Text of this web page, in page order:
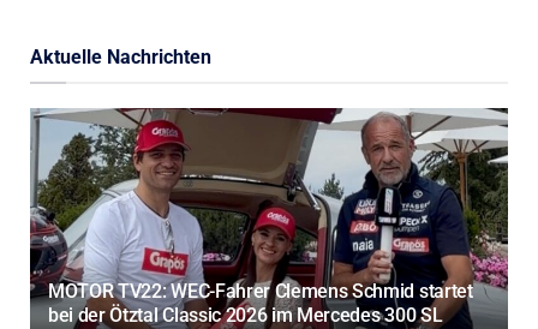
Aktuelle Nachrichten
MOTOR TV22: WEC-Fahrer Clemens Schmid startet
bei der Ötztal Classic 2026 im Mercedes 300 SL